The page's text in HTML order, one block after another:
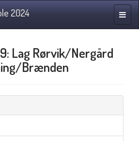
Toggle
2024
Lag Rørvik/Nergård
Brænden